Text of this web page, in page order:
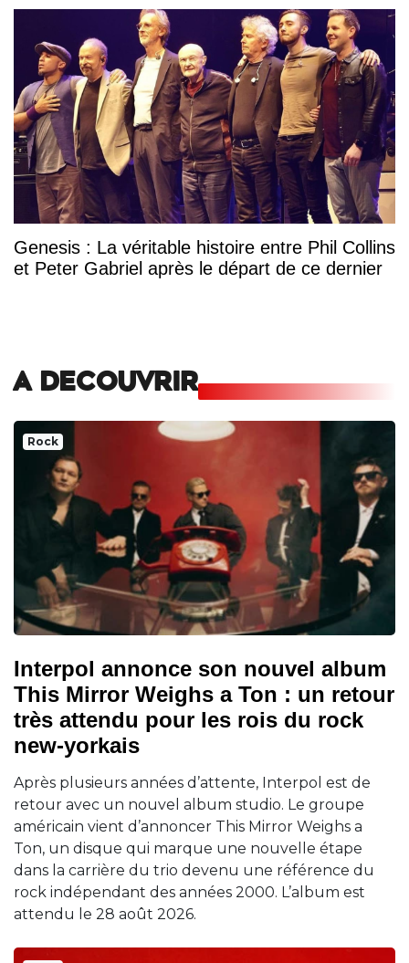
Genesis : La véritable histoire entre Phil Collins
et Peter Gabriel après le départ de ce dernier
A DECOUVRIR
Rock
Interpol annonce son nouvel album
This Mirror Weighs a Ton : un retour
très attendu pour les rois du rock
new-yorkais
Après plusieurs années d’attente, Interpol est de
retour avec un nouvel album studio. Le groupe
américain vient d’annoncer This Mirror Weighs a
Ton, un disque qui marque une nouvelle étape
dans la carrière du trio devenu une référence du
rock indépendant des années 2000. L’album est
attendu le 28 août 2026.